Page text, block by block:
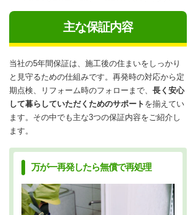
主な保証内容
当社の5年間保証は、施工後の住まいをしっかり
と見守るための仕組みです。再発時の対応から定
期点検、リフォーム時のフォローまで、 長く安心
して暮らしていただくためのサポート を揃えてい
ます。その中でも主な3つの保証内容をご紹介し
ます。
万が一再発したら無償で再処理